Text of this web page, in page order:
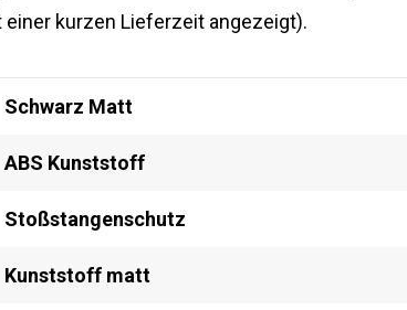
kurzen Lieferzeit angezeigt).
Schwarz Matt
ABS Kunststoff
Stoßstangenschutz
Kunststoff matt